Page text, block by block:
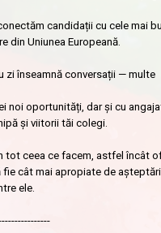
candidații cu cele mai
din Uniunea Europeană.
zi înseamnă conversații — multe
noi oportunități, dar și cu
și viitorii tăi colegi.
tot ceea ce facem, astfel încât
fie cât mai apropiate de
ele.